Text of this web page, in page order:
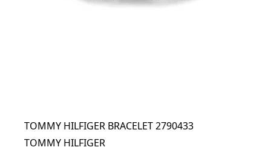
TOMMY HILFIGER BRACELET 2790433
TOMMY HILFIGER